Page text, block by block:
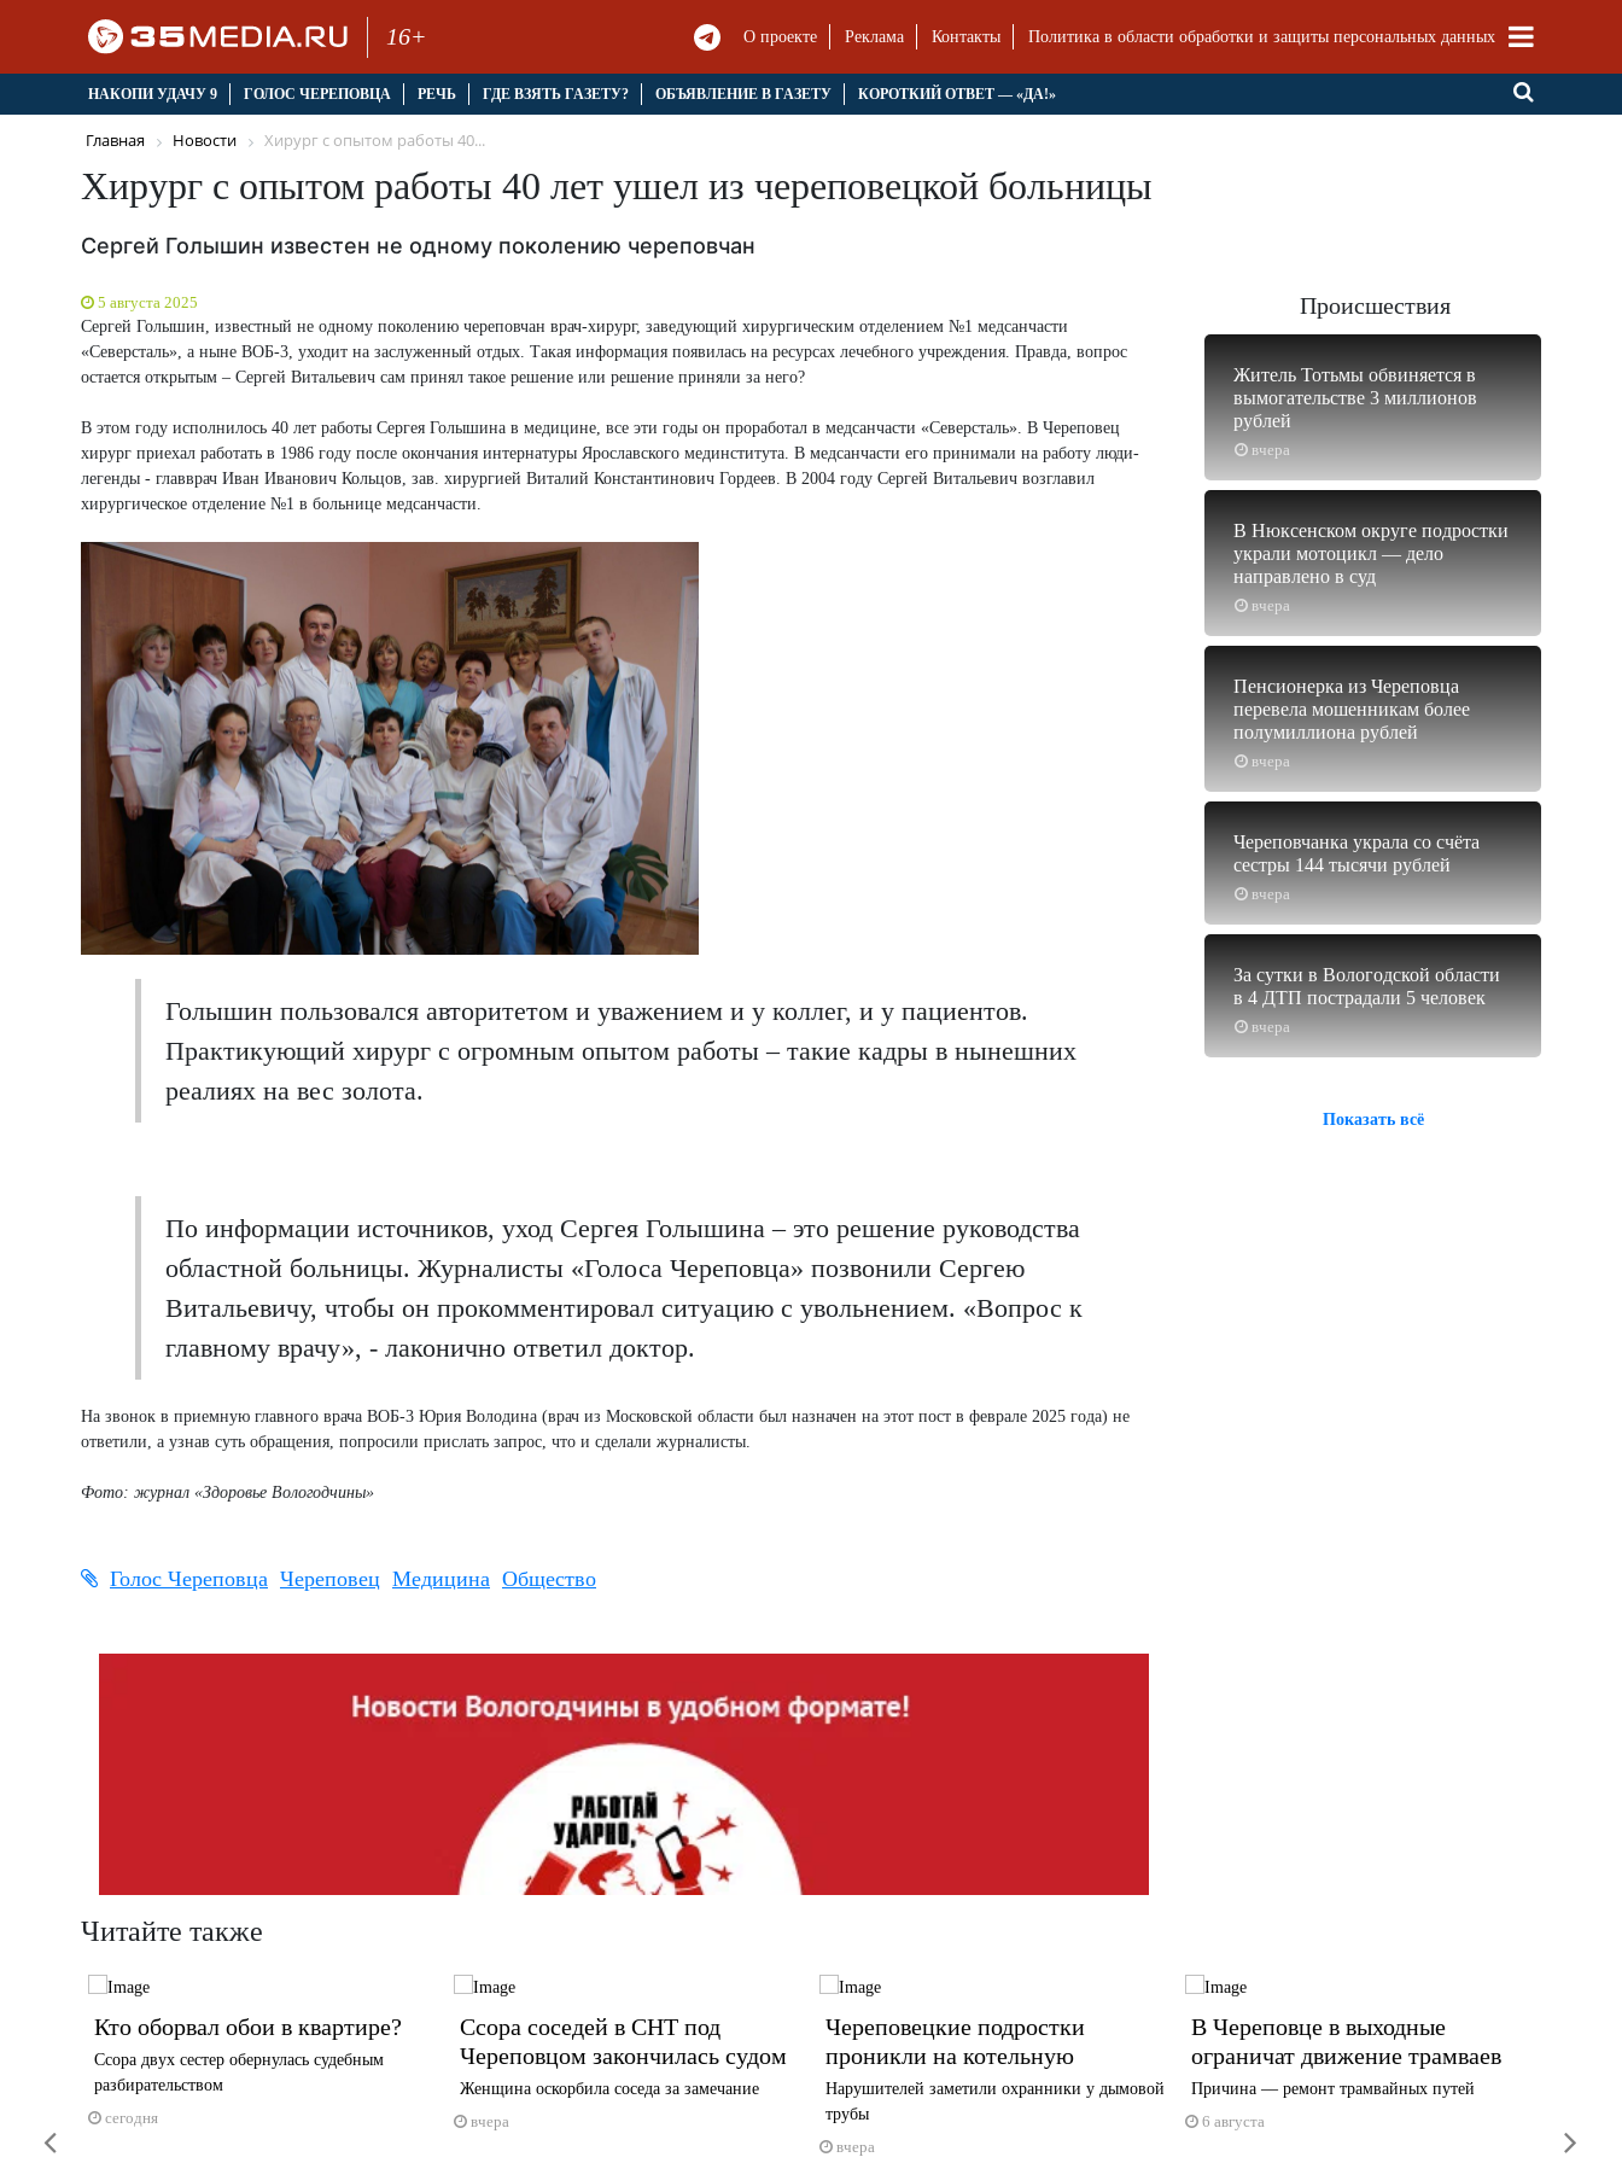
16+ О проекте Реклама Контакты Политика в области обработки и защиты персональных данных
НАКОПИ УДАЧУ 9 ГОЛОС ЧЕРЕПОВЦА РЕЧЬ ГДЕ ВЗЯТЬ ГАЗЕТУ? ОБЪЯВЛЕНИЕ В ГАЗЕТУ КОРОТКИЙ ОТВЕТ — «ДА!»
Главная Новости Хирург с опытом работы 40...
Хирург с опытом работы 40 лет ушел из череповецкой больницы
Сергей Голышин известен не одному поколению череповчан
5 августа 2025
Сергей Голышин, известный не одному поколению череповчан врач-хирург, заведующий хирургическим отделением №1 медсанчасти
«Северсталь», а ныне ВОБ-3, уходит на заслуженный отдых. Такая информация появилась на ресурсах лечебного учреждения. Правда, вопрос
остается открытым – Сергей Витальевич сам принял такое решение или решение приняли за него?
В этом году исполнилось 40 лет работы Сергея Голышина в медицине, все эти годы он проработал в медсанчасти «Северсталь». В Череповец
хирург приехал работать в 1986 году после окончания интернатуры Ярославского мединститута. В медсанчасти его принимали на работу люди-
легенды - главврач Иван Иванович Кольцов, зав. хирургией Виталий Константинович Гордеев. В 2004 году Сергей Витальевич возглавил
хирургическое отделение №1 в больнице медсанчасти.
Голышин пользовался авторитетом и уважением и у коллег, и у пациентов.
Практикующий хирург с огромным опытом работы – такие кадры в нынешних
реалиях на вес золота.
По информации источников, уход Сергея Голышина – это решение руководства
областной больницы. Журналисты «Голоса Череповца» позвонили Сергею
Витальевичу, чтобы он прокомментировал ситуацию с увольнением. «Вопрос к
главному врачу», - лаконично ответил доктор.
На звонок в приемную главного врача ВОБ-3 Юрия Володина (врач из Московской области был назначен на этот пост в феврале 2025 года) не
ответили, а узнав суть обращения, попросили прислать запрос, что и сделали журналисты.
Фото: журнал «Здоровье Вологодчины»
Голос Череповца Череповец Медицина Общество
Происшествия
вчера
Житель Тотьмы обвиняется в
вымогательстве 3 миллионов
рублей
вчера
В Нюксенском округе подростки
украли мотоцикл — дело
направлено в суд
вчера
Пенсионерка из Череповца
перевела мошенникам более
полумиллиона рублей
вчера
Череповчанка украла со счёта
сестры 144 тысячи рублей
вчера
За сутки в Вологодской области
в 4 ДТП пострадали 5 человек
Показать всё
Читайте также
Кто оборвал обои в квартире?
Ссора двух сестер обернулась судебным
разбирательством
сегодня
Ссора соседей в СНТ под
Череповцом закончилась судом
Женщина оскорбила соседа за замечание
вчера
Череповецкие подростки
проникли на котельную
Нарушителей заметили охранники у дымовой
трубы
вчера
В Череповце в выходные
ограничат движение трамваев
Причина — ремонт трамвайных путей
6 августа
6